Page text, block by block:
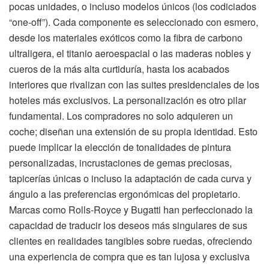
pocas unidades, o incluso modelos únicos (los codiciados
“one-off”). Cada componente es seleccionado con esmero,
desde los materiales exóticos como la fibra de carbono
ultraligera, el titanio aeroespacial o las maderas nobles y
cueros de la más alta curtiduría, hasta los acabados
interiores que rivalizan con las suites presidenciales de los
hoteles más exclusivos. La personalización es otro pilar
fundamental. Los compradores no solo adquieren un
coche; diseñan una extensión de su propia identidad. Esto
puede implicar la elección de tonalidades de pintura
personalizadas, incrustaciones de gemas preciosas,
tapicerías únicas o incluso la adaptación de cada curva y
ángulo a las preferencias ergonómicas del propietario.
Marcas como Rolls-Royce y Bugatti han perfeccionado la
capacidad de traducir los deseos más singulares de sus
clientes en realidades tangibles sobre ruedas, ofreciendo
una experiencia de compra que es tan lujosa y exclusiva